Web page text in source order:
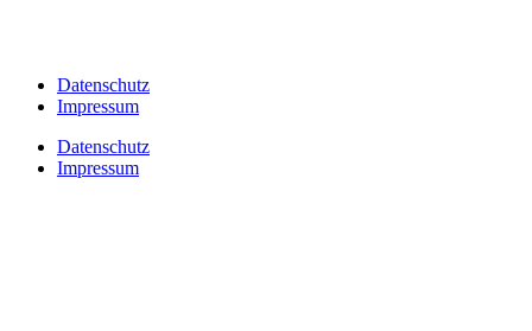
Datenschutz
Impressum
Datenschutz
Impressum